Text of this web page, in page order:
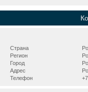
Страна
Регион
Город
Адрес
Телефон